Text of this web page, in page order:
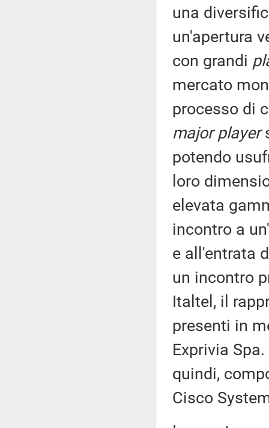
una
un'apertura
con grandi
mercato
processo di
major player
potendo
loro
elevata
incontro a
e all'entrata
un incontro
Italtel, il
presenti in
Exprivia
quindi,
Cisco